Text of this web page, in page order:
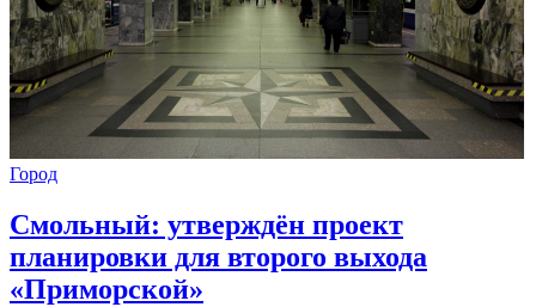
Город
Смольный: утверждён проект
планировки для второго выхода
«Приморской»